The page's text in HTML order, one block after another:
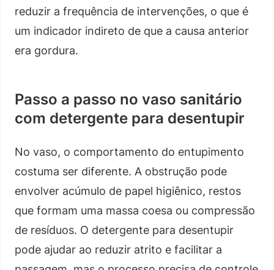
reduzir a frequência de intervenções, o que é
um indicador indireto de que a causa anterior
era gordura.
Passo a passo no vaso sanitário
com detergente para desentupir
No vaso, o comportamento do entupimento
costuma ser diferente. A obstrução pode
envolver acúmulo de papel higiênico, restos
que formam uma massa coesa ou compressão
de resíduos. O detergente para desentupir
pode ajudar ao reduzir atrito e facilitar a